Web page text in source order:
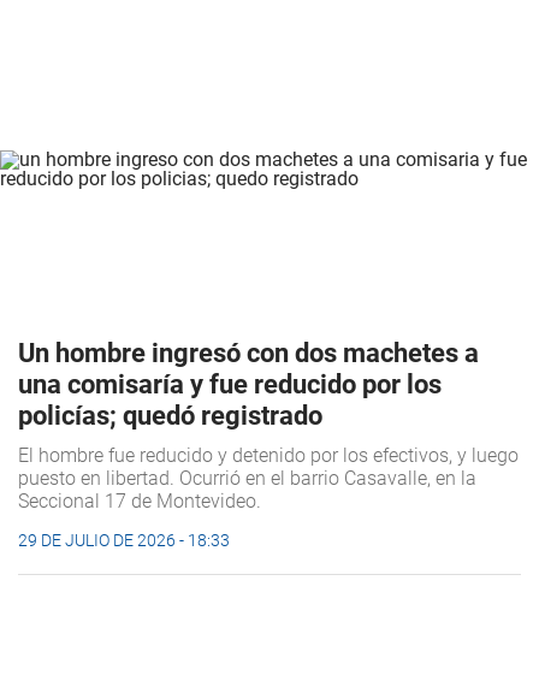
Un hombre ingresó con dos machetes a
una comisaría y fue reducido por los
policías; quedó registrado
El hombre fue reducido y detenido por los efectivos, y luego
puesto en libertad. Ocurrió en el barrio Casavalle, en la
Seccional 17 de Montevideo.
29 DE JULIO DE 2026 - 18:33